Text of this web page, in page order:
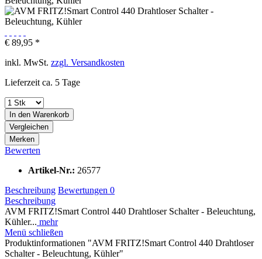
€ 89,95 *
inkl. MwSt. zzgl. Versandkosten
Lieferzeit ca. 5 Tage
In den Warenkorb
Vergleichen
Merken
Bewerten
Artikel-Nr.: 26577
Beschreibung Bewertungen 0
Beschreibung
AVM FRITZ!Smart Control 440 Drahtloser Schalter - Beleuchtung,
Kühler... mehr
Menü schließen
Produktinformationen "AVM FRITZ!Smart Control 440 Drahtloser
Schalter - Beleuchtung, Kühler"